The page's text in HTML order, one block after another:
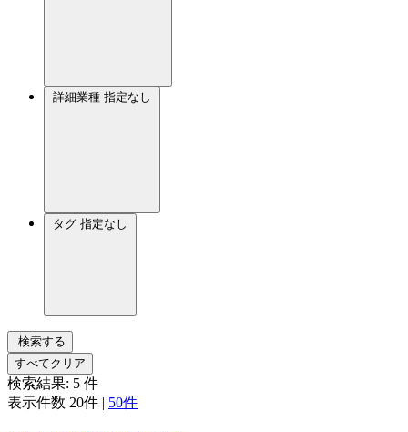
詳細業種 指定なし
タグ 指定なし
検索する
すべてクリア
検索結果: 5 件
表示件数 20件 | 50件